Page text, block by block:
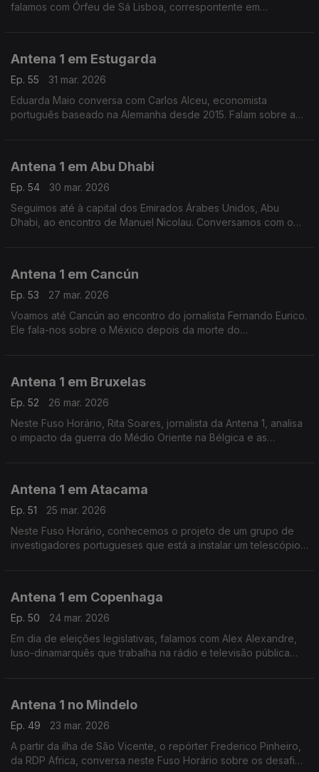
falamos com Órfeu de Sá Lisboa, correspontente em
Antena 1 em Estugarda
Ep. 55
31 mar. 2026
Eduarda Maio conversa com Carlos Alceu, economista
português baseado na Alemanha desde 2015. Falam sobre a
Antena 1 em Abu Dhabi
Ep. 54
30 mar. 2026
Seguimos até à capital dos Emirados Árabes Unidos, Abu
Dhabi, ao encontro de Manuel Nicolau. Conversamos com o
Antena 1 em Cancún
Ep. 53
27 mar. 2026
Voamos até Cancún ao encontro do jornalista Fernando Eurico.
Ele fala-nos sobre o México depois da morte do
Antena 1 em Bruxelas
Ep. 52
26 mar. 2026
Neste Fuso Horário, Rita Soares, jornalista da Antena 1, analisa
o impacto da guerra do Médio Oriente na Bélgica e as
Antena 1 em Atacama
Ep. 51
25 mar. 2026
Neste Fuso Horário, conhecemos o projeto de um grupo de
investigadores portugueses que está a instalar um telescópio
Antena 1 em Copenhaga
Ep. 50
24 mar. 2026
Em dia de eleições legislativas, falamos com Alex Alexandre,
luso-dinamarquês que trabalha na rádio e televisão pública
Antena 1 no Mindelo
Ep. 49
23 mar. 2026
A partir da ilha de São Vicente, o repórter Frederico Pinheiro,
da RDP Africa, conversa neste Fuso Horário sobre os desafios